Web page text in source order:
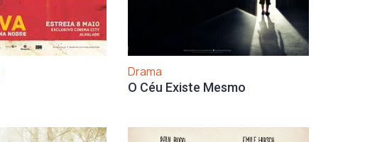
Drama
O Céu Existe Mesmo